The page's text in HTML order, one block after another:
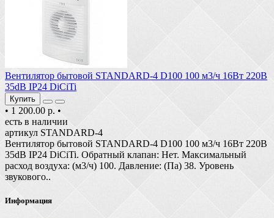
Вентилятор бытовой STANDARD-4 D100 100 м3/ч 16Вт 220В
35dB IP24 DiCiTi
Купить
• 1 200.00 р. •
есть в наличии
артикул STANDARD-4
Вентилятор бытовой STANDARD-4 D100 100 м3/ч 16Вт 220В
35dB IP24 DiCiTi. Обратный клапан: Нет. Максимальный
расход воздуха: (м3/ч) 100. Давление: (Па) 38. Уровень
звукового..
Информация